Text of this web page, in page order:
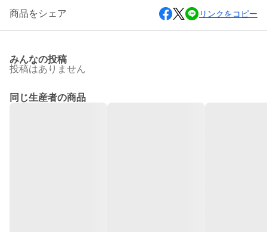
商品をシェア リンクをコピー
みんなの投稿
投稿はありません
同じ生産者の商品